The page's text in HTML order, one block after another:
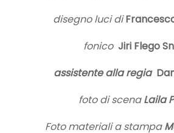
disegno luci di
fonico Jiri Flego
assistente alla regia
foto di scenaLaila
Foto materiali a stampa